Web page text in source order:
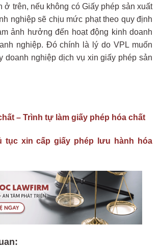
ở trên, nếu không có Giấy phép sản xuất
nghiệp sẽ chịu mức phạt theo quy định
ảnh hưởng đến hoạt động kinh doanh
nghiệp. Đó chính là lý do VPL muốn
doanh nghiệp dịch vụ xin giấy phép sản
– Trình tự làm giấy phép hóa chất
tục xin cấp giấy phép lưu hành hóa